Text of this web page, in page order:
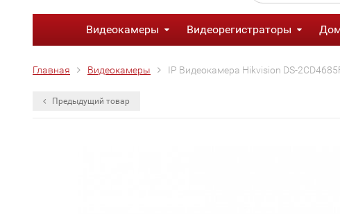
Видеокамеры Видеорегистраторы
Главная Видеокамеры IP Видеокамера Hikvision DS-
Предыдущий товар